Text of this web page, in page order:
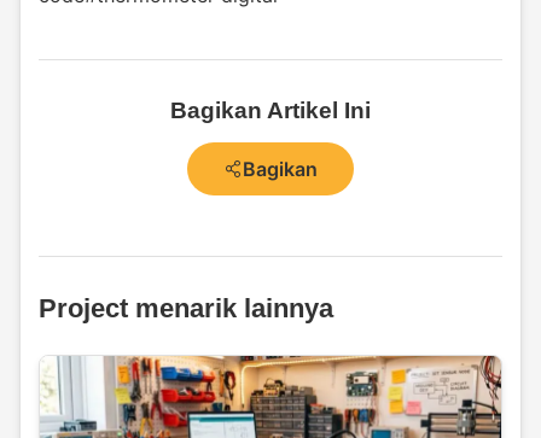
Bagikan Artikel Ini
Bagikan
Project menarik lainnya